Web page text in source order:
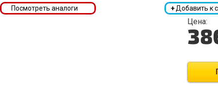
+Добавить к
Посмотреть аналоги
Цена: